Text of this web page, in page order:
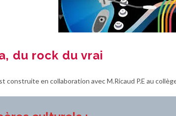
du rock du vrai
construite en collaboration avec M.Ricaud P.E au